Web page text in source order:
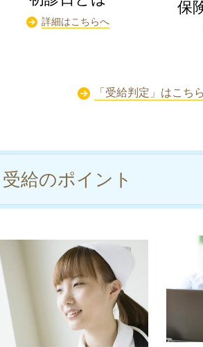
詳細はこちらへ
保
「受給判定」はこち
受給のポイント